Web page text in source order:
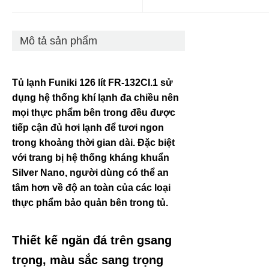
Mô tả sản phẩm
Tủ lạnh Funiki 126 lít FR-132CI.1 sử
dụng hệ thống khí lạnh đa chiều nên
mọi thực phẩm bên trong đều được
tiếp cận đủ hơi lạnh để tươi ngon
trong khoảng thời gian dài. Đặc biệt
với trang bị hệ thống kháng khuẩn
Silver Nano, người dùng có thể an
tâm hơn về độ an toàn của các loại
thực phẩm bảo quản bên trong tủ.
Thiết kế ngăn đá trên gsang
trọng, màu sắc sang trọng